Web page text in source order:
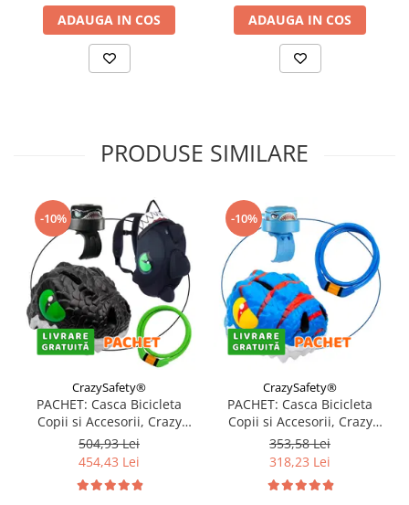
ADAUGA IN COS ADAUGA IN COS
PRODUSE SIMILARE
-10%
CrazySafety®
PACHET: Casca Bicicleta
Copii si Accesorii, Crazy
Dragon Negru
504,93 Lei
454,43 Lei
-10%
CrazySafety®
PACHET: Casca Bicicleta
Copii si Accesorii, Crazy
Dino Bleu
353,58 Lei
318,23 Lei